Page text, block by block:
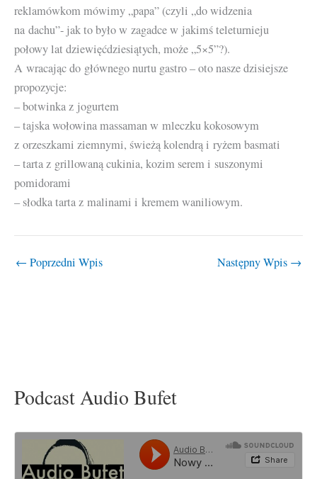
reklamówkom mówimy „papa” (czyli „do widzenia
na dachu”- jak to było w zagadce w jakimś teleturnieju
połowy lat dziewięćdziesiątych, może „5×5”?).
A wracając do głównego nurtu gastro – oto nasze dzisiejsze
propozycje:
– botwinka z jogurtem
– tajska wołowina massaman w mleczku kokosowym
z orzeszkami ziemnymi, świeżą kolendrą i ryżem basmati
– tarta z grillowaną cukinia, kozim serem i suszonymi
pomidorami
– słodka tarta z malinami i kremem waniliowym.
← Poprzedni Wpis Następny Wpis →
Podcast Audio Bufet